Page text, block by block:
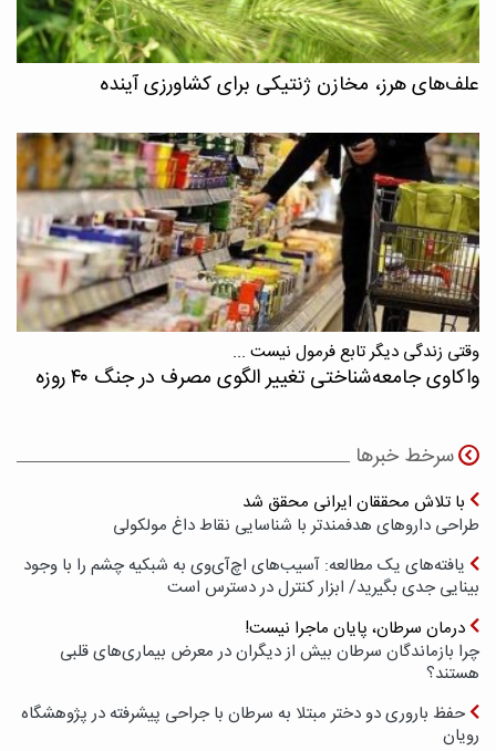
علف‌های هرز، مخازن ژنتیکی برای کشاورزی آینده
وقتی زندگی دیگر تابع فرمول نیست ...
واکاوی جامعه‌شناختی تغییر الگوی مصرف در جنگ ۴۰ روزه
سرخط خبرها
با تلاش محققان ایرانی محقق شد
طراحی داروهای هدفمندتر با شناسایی نقاط داغ مولکولی
یافته‌های یک مطالعه: آسیب‌های اچ‌آی‌وی به شبکیه چشم را با وجود
بینایی جدی بگیرید/ ابزار کنترل در دسترس است
درمان سرطان، پایان ماجرا نیست!
چرا بازماندگان سرطان بیش از دیگران در معرض بیماری‌های قلبی
هستند؟
حفظ باروری دو دختر مبتلا به سرطان با جراحی پیشرفته در پژوهشگاه
رویان